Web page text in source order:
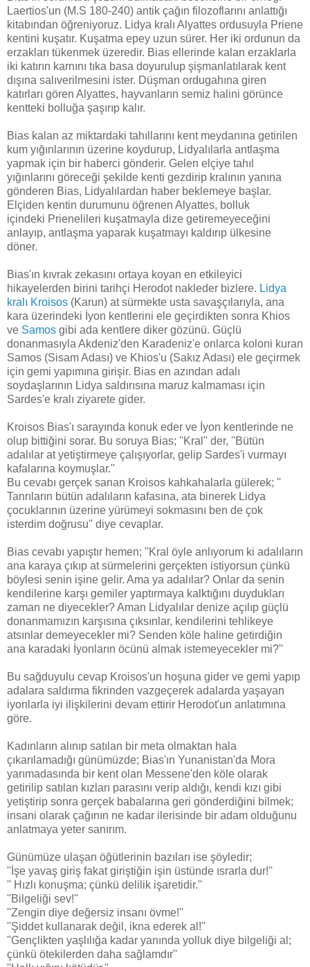
Laertios'un (M.S 180-240) antik çağın filozoflarını anlattığı
kitabından öğreniyoruz. Lidya kralı Alyattes ordusuyla Priene
kentini kuşatır. Kuşatma epey uzun sürer. Her iki ordunun da
erzakları tükenmek üzeredir. Bias ellerinde kalan erzaklarla
iki katırın karnını tıka basa doyurulup şişmanlatılarak kent
dışına salıverilmesini ister. Düşman ordugahına giren
katırları gören Alyattes, hayvanların semiz halini görünce
kentteki bolluğa şaşırıp kalır.
Bias kalan az miktardaki tahıllarını kent meydanına getirilen
kum yığınlarının üzerine koydurup, Lidyalılarla antlaşma
yapmak için bir haberci gönderir. Gelen elçiye tahıl
yığınlarını göreceği şekilde kenti gezdirip kralının yanına
gönderen Bias, Lidyalılardan haber beklemeye başlar.
Elçiden kentin durumunu öğrenen Alyattes, bolluk
içindeki Prienelileri kuşatmayla dize getiremeyeceğini
anlayıp, antlaşma yaparak kuşatmayı kaldırıp ülkesine
döner.
Bias'ın kıvrak zekasını ortaya koyan en etkileyici
hikayelerden birini tarihçi Herodot nakleder bizlere. Lidya
kralı Kroisos (Karun) at sürmekte usta savaşçılarıyla, ana
kara üzerindeki İyon kentlerini ele geçirdikten sonra Khios
ve Samos gibi ada kentlere diker gözünü. Güçlü
donanmasıyla Akdeniz'den Karadeniz'e onlarca koloni kuran
Samos (Sisam Adası) ve Khios'u (Sakız Adası) ele geçirmek
için gemi yapımına girişir. Bias en azından adalı
soydaşlarının Lidya saldırısına maruz kalmaması için
Sardes'e kralı ziyarete gider.
Kroisos Bias'ı sarayında konuk eder ve İyon kentlerinde ne
olup bittiğini sorar. Bu soruya Bias; ''Kral'' der, ''Bütün
adalılar at yetiştirmeye çalışıyorlar, gelip Sardes'i vurmayı
kafalarına koymuşlar.''
Bu cevabı gerçek sanan Kroisos kahkahalarla gülerek; ''
Tanrıların bütün adalıların kafasına, ata binerek Lidya
çocuklarının üzerine yürümeyi sokmasını ben de çok
isterdim doğrusu'' diye cevaplar.
Bias cevabı yapıştır hemen; ''Kral öyle anlıyorum ki adalıların
ana karaya çıkıp at sürmelerini gerçekten istiyorsun çünkü
böylesi senin işine gelir. Ama ya adalılar? Onlar da senin
kendilerine karşı gemiler yaptırmaya kalktığını duydukları
zaman ne diyecekler? Aman Lidyalılar denize açılıp güçlü
donanmamızın karşısına çıksınlar, kendilerini tehlikeye
atsınlar demeyecekler mi? Senden köle haline getirdiğin
ana karadaki İyonların öcünü almak istemeyecekler mi?''
Bu sağduyulu cevap Kroisos'un hoşuna gider ve gemi yapıp
adalara saldırma fikrinden vazgeçerek adalarda yaşayan
iyonlarla iyi ilişkilerini devam ettirir Herodot'un anlatımına
göre.
Kadınların alınıp satılan bir meta olmaktan hala
çıkarılamadığı günümüzde; Bias'ın Yunanistan'da Mora
yarımadasında bir kent olan Messene'den köle olarak
getirilip satılan kızları parasını verip aldığı, kendi kızı gibi
yetiştirip sonra gerçek babalarına geri gönderdiğini bilmek;
insani olarak çağının ne kadar ilerisinde bir adam olduğunu
anlatmaya yeter sanırım.
Günümüze ulaşan öğütlerinin bazıları ise şöyledir;
''İşe yavaş giriş fakat giriştiğin işin üstünde ısrarla dur!''
'' Hızlı konuşma; çünkü delilik işaretidir.''
''Bilgeliği sev!''
''Zengin diye değersiz insanı övme!''
''Şiddet kullanarak değil, ikna ederek al!''
''Gençlikten yaşlılığa kadar yanında yolluk diye bilgeliği al;
çünkü ötekilerden daha sağlamdır''